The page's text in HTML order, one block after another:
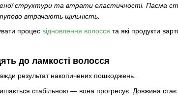
структури та втрати еластичності. Пасма
втрачають щільність.
процес відновлення волосся та які продукти
до ламкості волосся
результат накопичених пошкоджень.
стабільною — вона прогресує. Довжина